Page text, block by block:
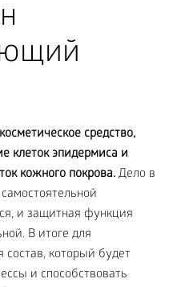
средство,
клеток эпидермиса и
кожного покрова. Дело в
и защитная функция
В итоге для
состав, который будет
и способствовать